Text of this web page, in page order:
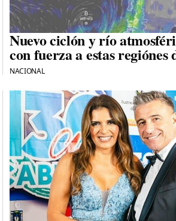
Nuevo ciclón y río
con fuerza a estas regiónes
NACIONAL